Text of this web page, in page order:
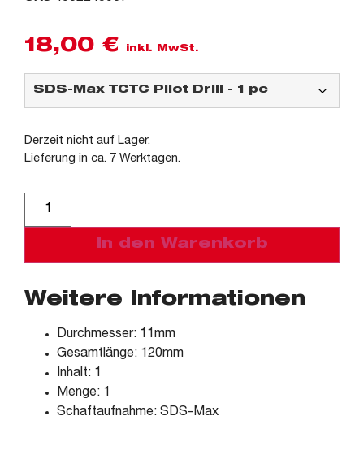
18,00 € inkl. MwSt.
Derzeit nicht auf Lager.
Lieferung in ca. 7 Werktagen.
In den Warenkorb
Weitere Informationen
Durchmesser: 11mm
Gesamtlänge: 120mm
Inhalt: 1
Menge: 1
Schaftaufnahme: SDS-Max